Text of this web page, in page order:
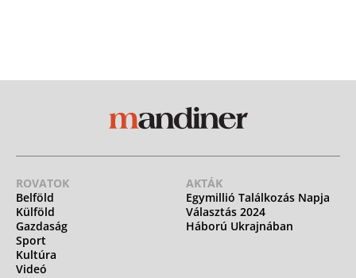
ROVATOK
Belföld
Külföld
Gazdaság
Sport
Kultúra
Videó
AKTÁK
Egymillió Találkozás Napja
Választás 2024
Háború Ukrajnában